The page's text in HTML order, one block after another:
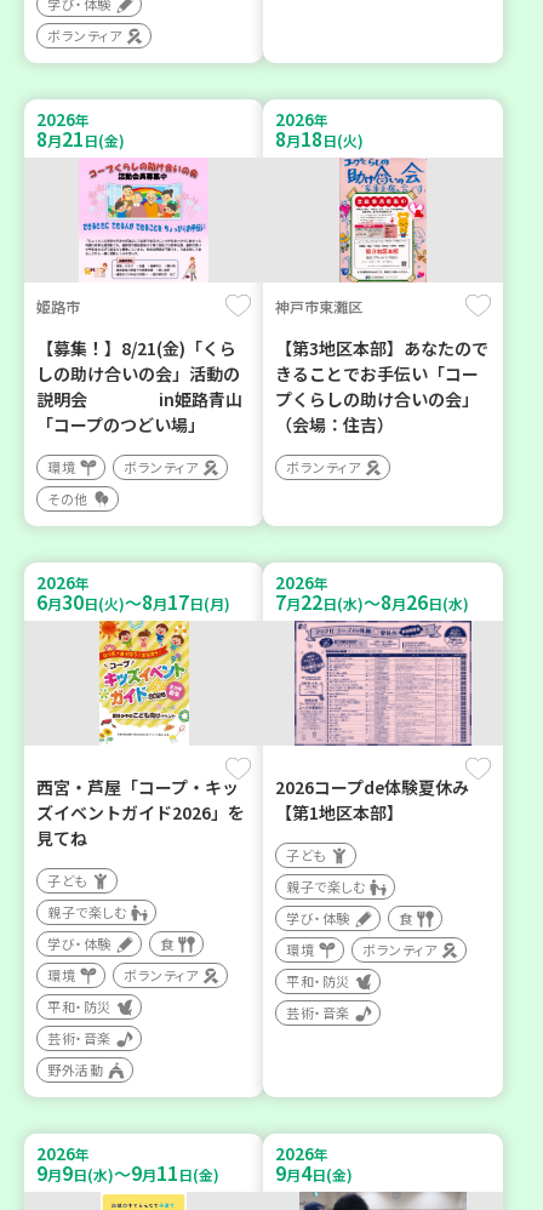
学び・体験
ボランティア
2026年
8月21日(金)
姫路市
【募集！】8/21(金)「くら
しの助け合いの会」活動の
説明会 in姫路青山
「コープのつどい場」
環境
ボランティア
その他
2026年
8月18日(火)
神戸市東灘区
【第3地区本部】あなたので
きることでお手伝い「コー
プくらしの助け合いの会」
（会場：住吉）
ボランティア
2026年
6月30日(火)～8月17日(月)
西宮・芦屋「コープ・キッ
ズイベントガイド2026」を
見てね
子ども
親子で楽しむ
学び・体験
食
環境
ボランティア
平和・防災
芸術・音楽
野外活動
2026年
7月22日(水)～8月26日(水)
2026コープde体験夏休み
【第1地区本部】
子ども
親子で楽しむ
学び・体験
食
環境
ボランティア
平和・防災
芸術・音楽
2026年
9月9日(水)～9月11日(金)
2026年
9月4日(金)